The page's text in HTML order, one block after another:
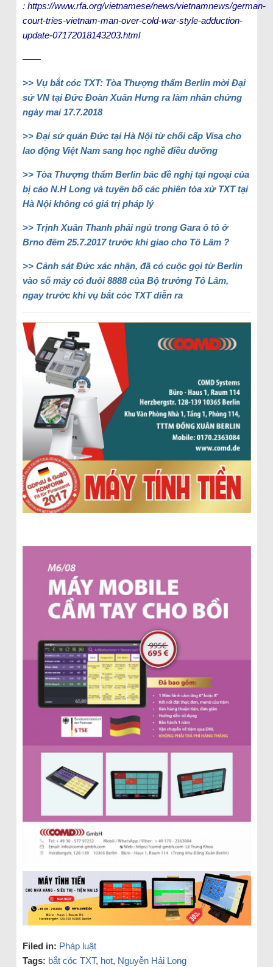
: https://www.rfa.org/vietnamese/news/vietnamnews/german-
court-tries-vietnam-man-over-cold-war-style-adduction-
update-07172018143203.html
——
>> Vụ bắt cóc TXT: Tòa Thượng thẩm Berlin mời Đại
sứ VN tại Đức Đoàn Xuân Hưng ra làm nhân chứng
ngày mai 17.7.2018
>> Đại sứ quán Đức tại Hà Nội từ chối cấp Visa cho
lao động Việt Nam sang học nghề điều dưỡng
>> Tòa Thượng thẩm Berlin bác đề nghị tại ngoại của
bị cáo N.H Long và tuyên bố các phiên tòa xử TXT tại
Hà Nội không có giá trị pháp lý
>> Trịnh Xuân Thanh phải ngủ trong Gara ô tô ở
Brno đêm 25.7.2017 trước khi giao cho Tô Lâm ?
>> Cảnh sát Đức xác nhận, đã có cuộc gọi từ Berlin
vào số máy có đuôi 8888 của Bộ trưởng Tô Lâm,
ngay trước khi vụ bắt cóc TXT diễn ra
Filed in: Pháp luật
Tags: bắt cóc TXT, hot, Nguyễn Hải Long